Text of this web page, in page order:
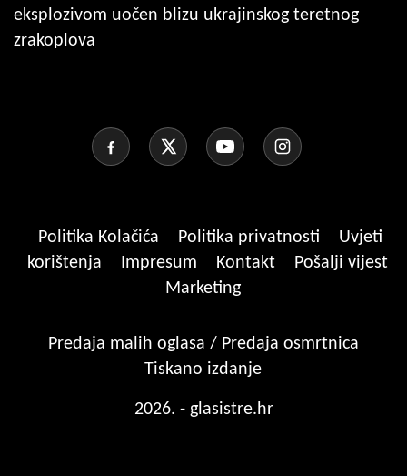
eksplozivom uočen blizu ukrajinskog teretnog
zrakoplova
Politika Kolačića Politika privatnosti
Uvjeti
korištenja
Impresum Kontakt
Pošalji vijest
Marketing
Predaja malih oglasa / Predaja osmrtnica
Tiskano izdanje
2026. - glasistre.hr